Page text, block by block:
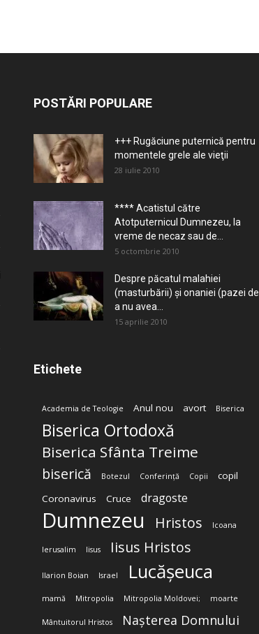
POSTĂRI POPULARE
+++ Rugăciune puternică pentru
momentele grele ale vieţii
28 iulie 2010
**** Acatistul către
Atotputernicul Dumnezeu, la
vreme de necaz sau de...
5 octombrie 2010
Despre păcatul malahiei
(masturbării) şi onaniei (pazei de
a nu avea...
15 aprilie 2010
Etichete
Academia de Teologie Anul nou avort Biserica
Biserica Ortodoxă
Biserica Sfânta Treime
biserică Botezul Conferință Copii
copil
Coronavirus
Cruce dragoste
Dumnezeu Hristos Icoana
Ierusalim Iisus Iisus Hristos
Ilarion Boian Israel Lucășeuca
mamă Mitropolia Mitropolia Moldovei; moarte
Mântuitorul Hristos Nașterea Domnului